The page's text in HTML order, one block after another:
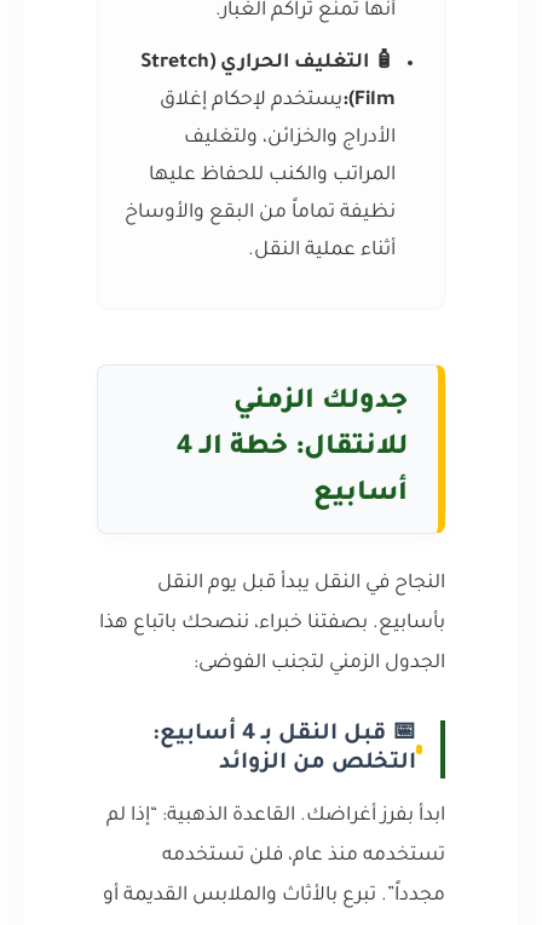
أنها تمنع تراكم الغبار.
🧴 التغليف الحراري (Stretch
Film):
يستخدم لإحكام إغلاق
الأدراج والخزائن، ولتغليف
المراتب والكنب للحفاظ عليها
نظيفة تماماً من البقع والأوساخ
أثناء عملية النقل.
جدولك الزمني
للانتقال: خطة الـ 4
أسابيع
النجاح في النقل يبدأ قبل يوم النقل
بأسابيع. بصفتنا خبراء، ننصحك باتباع هذا
الجدول الزمني لتجنب الفوضى:
📅 قبل النقل بـ 4 أسابيع:
التخلص من الزوائد
ابدأ بفرز أغراضك. القاعدة الذهبية: “إذا لم
تستخدمه منذ عام، فلن تستخدمه
مجدداً”. تبرع بالأثاث والملابس القديمة أو